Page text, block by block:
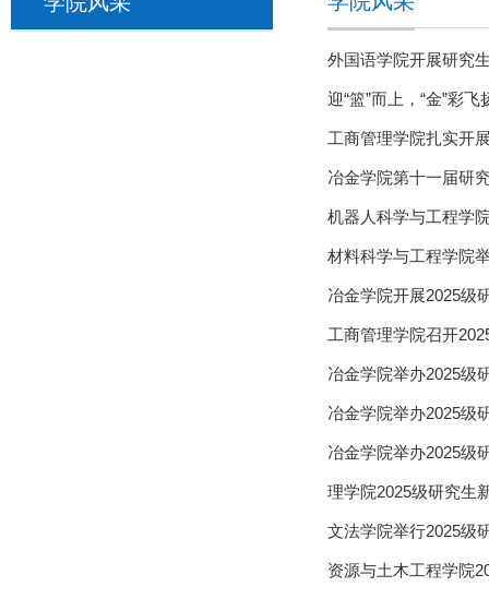
外国语学院开展研究
迎“篮”而上，“金”彩
工商管理学院扎实开
冶金学院第十一届研
机器人科学与工程学
材料科学与工程学院
冶金学院开展2025级
工商管理学院召开
冶金学院举办2025级
冶金学院举办2025级
冶金学院举办2025级
理学院2025级研究生
文法学院举行2025级
资源与土木工程学院